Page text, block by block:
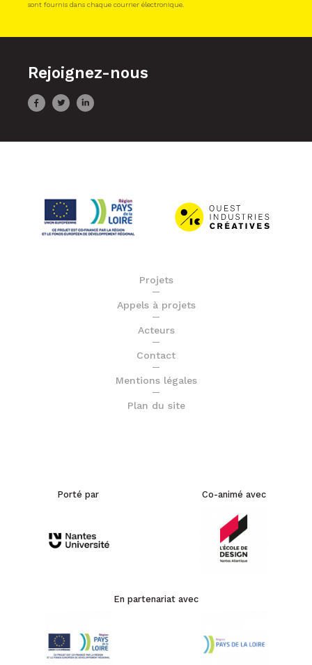
sont fournis dans chaque courrier électronique.
Rejoignez-nous
Projets
Appels à projets
Acteurs
Contact
Mentions légales
Plan du site
Porté par Co-animé avec
En partenariat avec